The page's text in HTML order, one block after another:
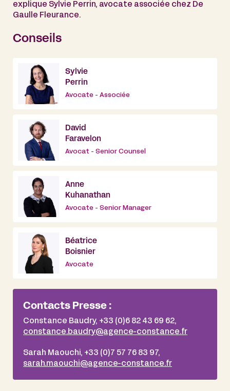
explique Sylvie Perrin, avocate associée chez De
Gaulle Fleurance.
Conseils
Sylvie
Perrin
Avocate - Associée
David
Faravelon
Avocat - Senior Counsel
Anne
Kuhanathan
Avocate - Senior Manager
Béatrice
Boisnier
Avocate
Contacts Presse :
Constance Baudry, +33 (0)6 82 43 69 62,
constance.baudry@agence-constance.fr
Sarah Maouchi, +33 (0)7 57 76 83 97,
sarah.maouchi@agence-constance.fr